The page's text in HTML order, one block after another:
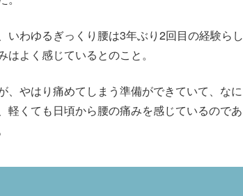
いわゆるぎっくり腰は3年ぶり2回目の経験らし
よく感じているとのこと。
、やはり痛めてしまう準備ができていて、なに
軽くても日頃から腰の痛みを感じているのであ